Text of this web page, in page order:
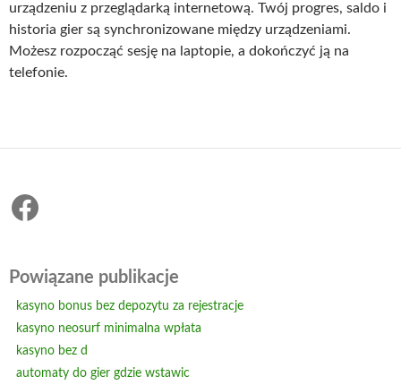
urządzeniu z przeglądarką internetową. Twój progres, saldo i
historia gier są synchronizowane między urządzeniami.
Możesz rozpocząć sesję na laptopie, a dokończyć ją na
telefonie.
Facebook
Powiązane publikacje
kasyno bonus bez depozytu za rejestracje
kasyno neosurf minimalna wpłata
kasyno bez d
automaty do gier gdzie wstawic